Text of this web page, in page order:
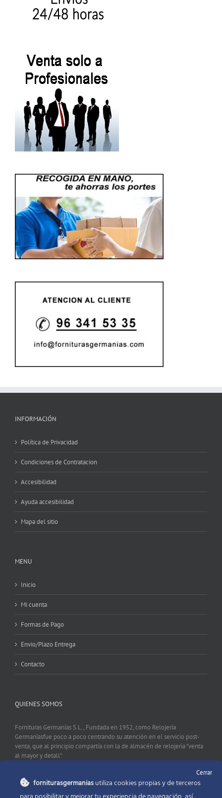
INFORMACIÓN
Política de Privacidad
Condiciones de Contratacion
Accesibilidad
Ayuda accesibilidad
Mapa del sitio
MENU
Inicio
Mi cuenta
Formas de Pago
Envio/Plazo Entrega
Contacto
QUIENES SOMOS
Fornituras Germanías S.L., Fundada en 1952, como Relojería
Germaníasfue poco a poco centrando su atención en el servicio post-
venta, que al principio compartía con la de almacén de relojería "venta
al mayor y detall".
CONTACTO
Cerrar
forniturasgermaniasutiliza cookies propias y de terceros